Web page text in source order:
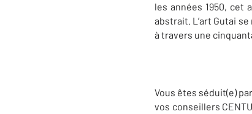
les années 1950, cet
abstrait. L’art Gutai
à travers une
Vous êtes séduit(e)
vos conseillers